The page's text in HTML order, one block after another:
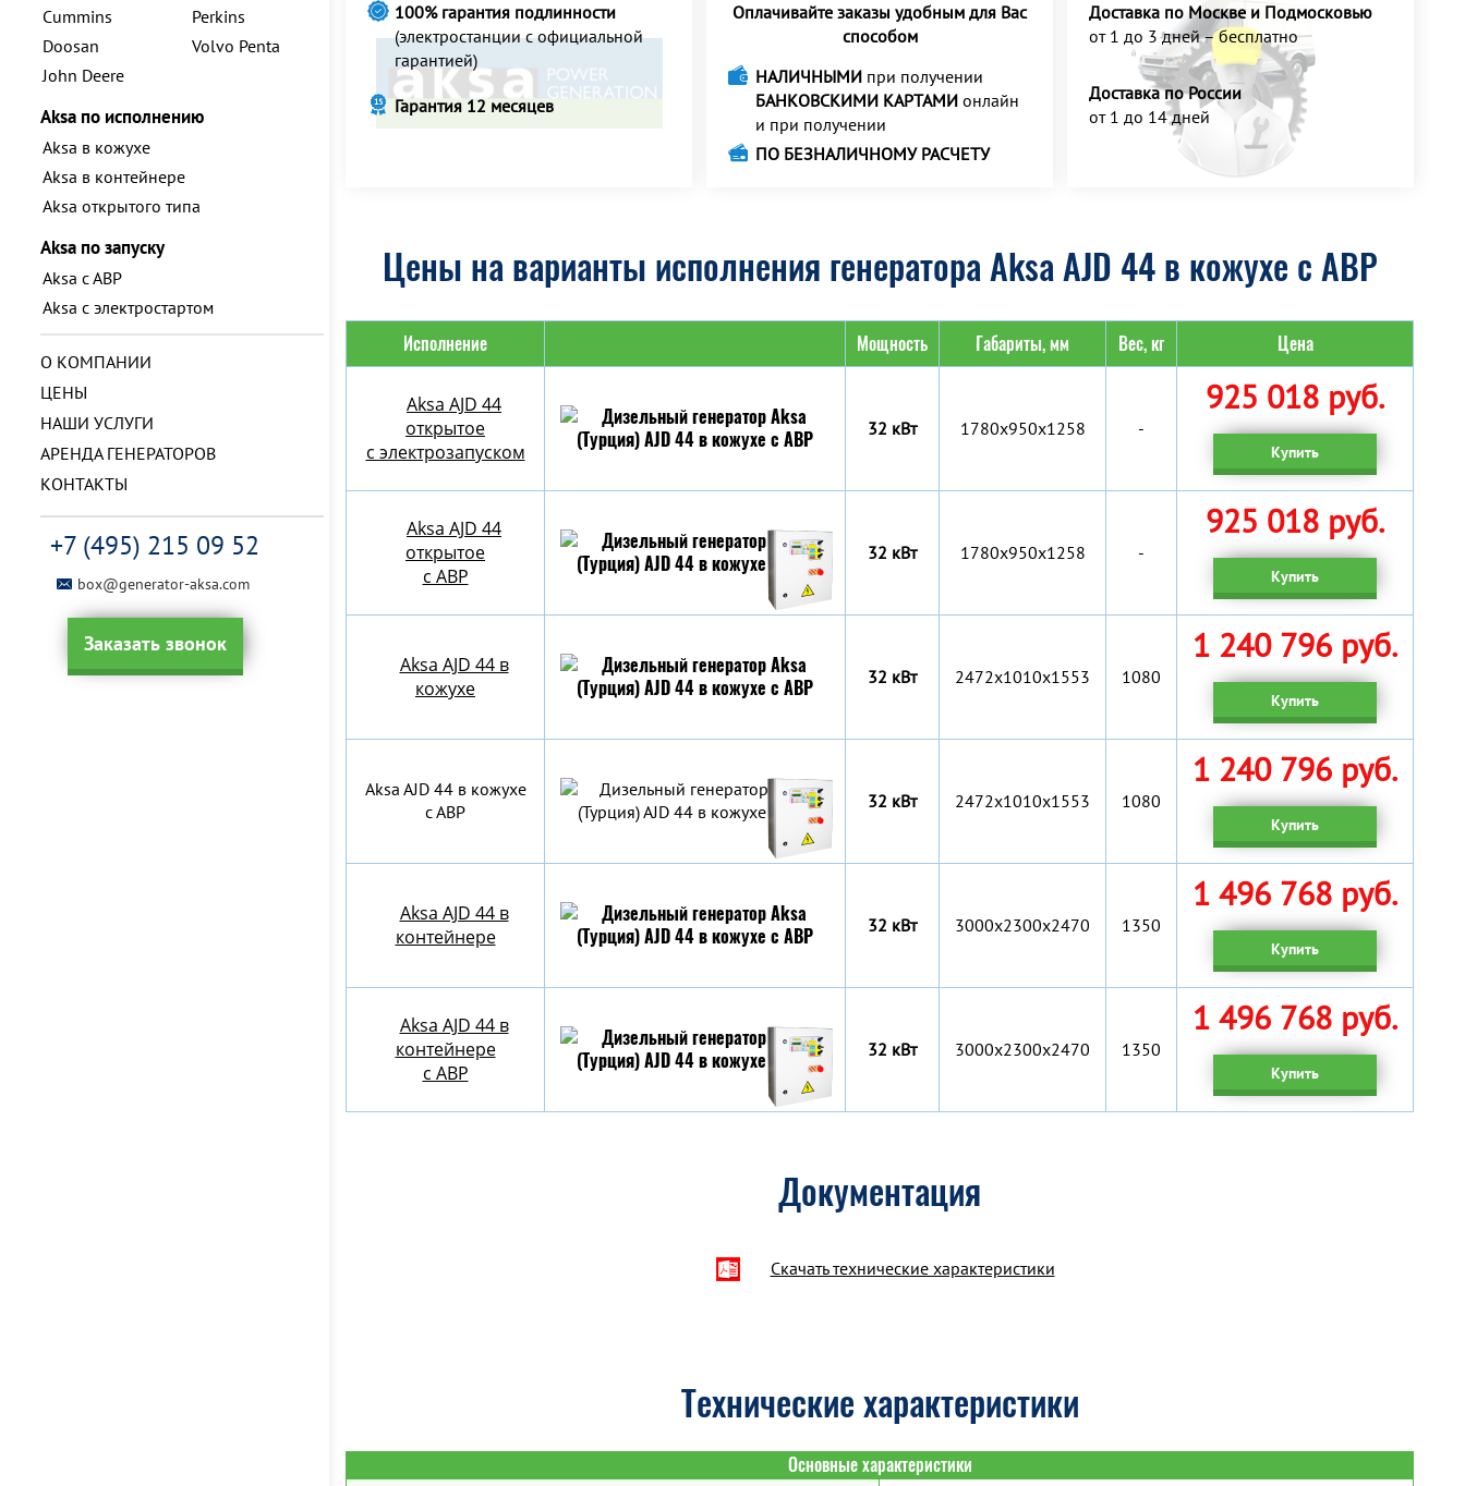
Cummins
Doosan
John Deere
Perkins
Volvo Penta
Aksa по исполнению
Aksa в кожухе
Aksa в контейнере
Aksa открытого типа
Aksa по запуску
Aksa с АВР
Aksa с электростартом
О КОМПАНИИ
ЦЕНЫ
НАШИ УСЛУГИ
АРЕНДА ГЕНЕРАТОРОВ
КОНТАКТЫ
+7 (495) 215 09 52
box@generator-aksa.com
Заказать звонок
100% гарантия подлинности
(электростанции с официальной
гарантией)
Гарантия 12 месяцев
Оплачивайте заказы удобным для Вас
способом
НАЛИЧНЫМИ при получении
БАНКОВСКИМИ КАРТАМИ онлайн
и при получении
ПО БЕЗНАЛИЧНОМУ РАСЧЕТУ
Доставка по Москве и Подмосковью
от 1 до 3 дней – бесплатно
Доставка по России
от 1 до 14 дней
Цены на варианты исполнения генератора Aksa AJD 44 в кожухе с АВР
Исполнение Мощность Габариты, мм Вес, кг Цена
Aksa AJD 44
открытое
с электрозапуском
32 кВт 1780x950x1258 -
925 018 руб.
Купить
Aksa AJD 44
открытое
с АВР
32 кВт 1780x950x1258 -
925 018 руб.
Купить
Aksa AJD 44 в
кожухе
32 кВт 2472x1010x1553 1080
1 240 796 руб.
Купить
Aksa AJD 44 в кожухе
с АВР
32 кВт 2472x1010x1553 1080
1 240 796 руб.
Купить
Aksa AJD 44 в
контейнере
32 кВт 3000х2300х2470 1350
1 496 768 руб.
Купить
Aksa AJD 44 в
контейнере
c АВР
32 кВт 3000х2300х2470 1350
1 496 768 руб.
Купить
Документация
Скачать технические характеристики
Технические характеристики
Основные характеристики